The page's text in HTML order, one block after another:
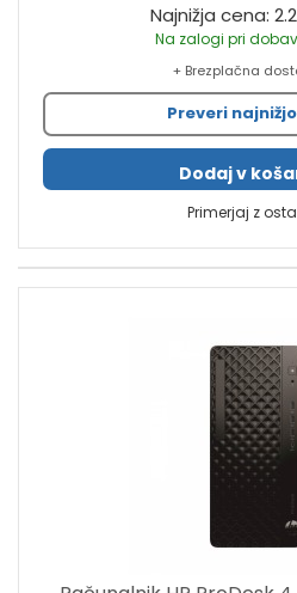
Najnižja cena:
Na zalogi pri
+ Brezplačna
Preveri
Dodaj v
Primerjaj z